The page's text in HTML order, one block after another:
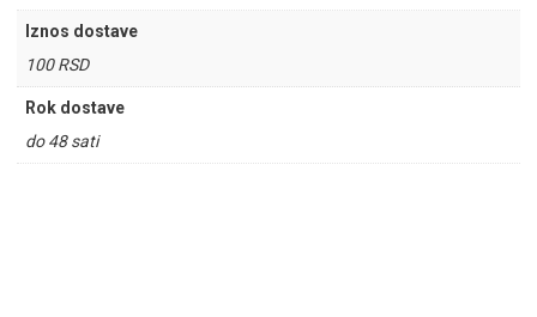
Iznos dostave
100 RSD
Rok dostave
do 48 sati